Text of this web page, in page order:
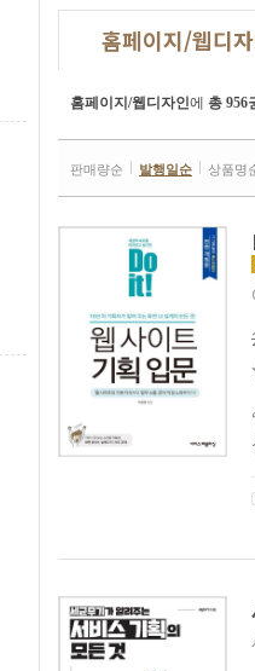
홈페이지/웹디
판매량순 발행일순 상품명
홈페이지/웹디자인에 총 956